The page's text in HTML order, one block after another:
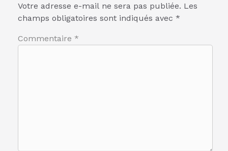
Votre adresse e-mail ne sera pas publiée. Les
champs obligatoires sont indiqués avec *
Commentaire *